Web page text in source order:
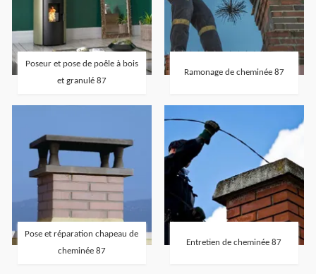
Poseur et pose de poêle à bois
et granulé 87
Ramonage de cheminée 87
Pose et réparation chapeau de
cheminée 87
Entretien de cheminée 87